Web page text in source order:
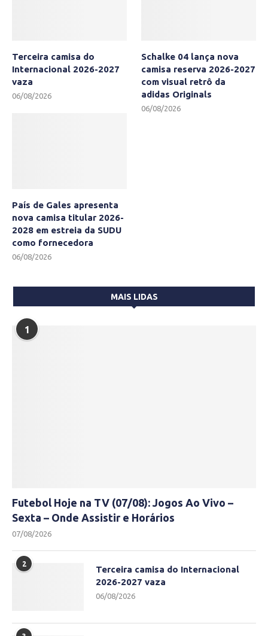
Terceira camisa do
Internacional 2026-2027
vaza
06/08/2026
Schalke 04 lança nova
camisa reserva 2026-2027
com visual retrô da
adidas Originals
06/08/2026
País de Gales apresenta
nova camisa titular 2026-
2028 em estreia da SUDU
como fornecedora
06/08/2026
MAIS LIDAS
1
Futebol Hoje na TV (07/08): Jogos Ao Vivo –
Sexta – Onde Assistir e Horários
07/08/2026
2
Terceira camisa do Internacional
2026-2027 vaza
06/08/2026